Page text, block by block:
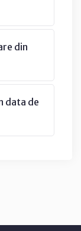
din
data de